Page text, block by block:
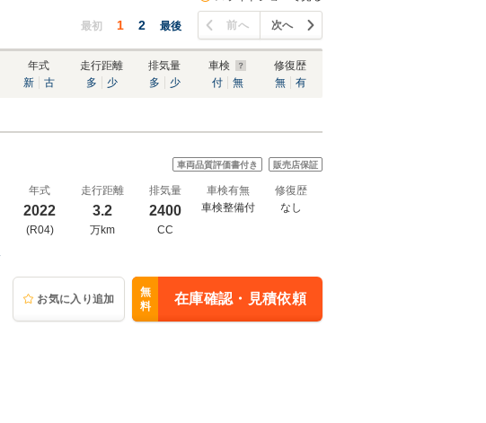
最初 1 2 最後 前へ 次へ
年式
新
古
走行距離
多
少
排気量
多
少
車検
付
無
修復歴
無
有
車両品質評価書付き 販売店保証
年式
2022
(R04)
走行距離
3.2
万km
排気量
2400
CC
車検有無
車検整備付
修復歴
なし
お気に入り追加
無
料
在庫確認・見積依頼